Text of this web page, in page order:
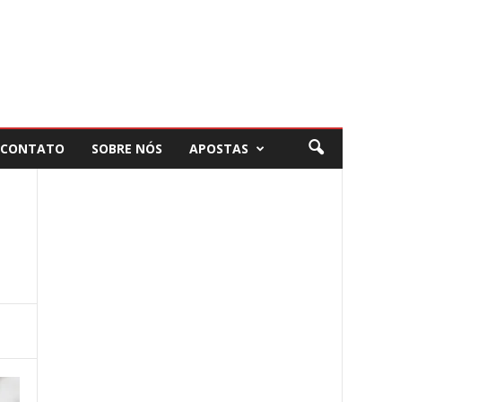
CONTATO SOBRE NÓS APOSTAS